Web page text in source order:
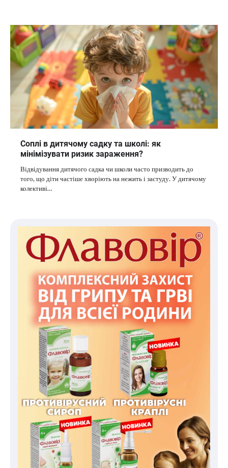
Соплі в дитячому садку та школі: як
мінімізувати ризик зараження?
Відвідування дитячого садка чи школи часто призводить до
того, що діти частіше хворіють на нежить і застуду. У дитячому
колективі…